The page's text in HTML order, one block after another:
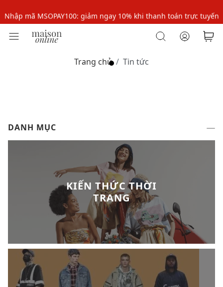
Nhập mã MSOPAY100: giảm ngay 10% khi thanh toán trực tuyến
Nhập mã: MSOXINCHAO - Giảm 10% đơn đầu cho thành viên mới!
Nhập mã: MSOXINCHAO - Giảm 10% đơn đầu cho thành viên mới!
Trang chủ Tin tức
DANH MỤC
KIẾN THỨC THỜI
TRANG